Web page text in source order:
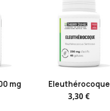
mg Eleuthérocoque
3,30 €